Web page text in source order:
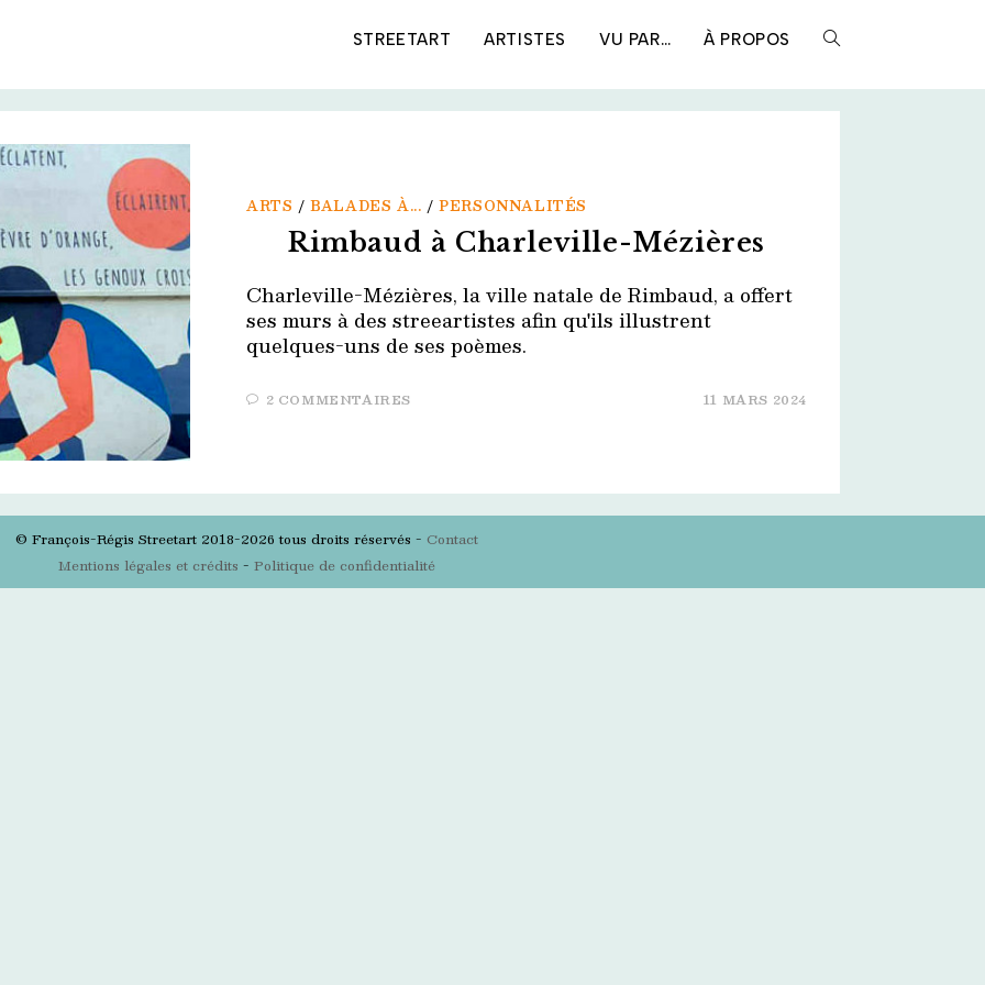
STREETART ARTISTES VU PAR… À PROPOS TOGGLE
ARTS /BALADES À... /PERSONNALITÉS
Rimbaud à Charleville-Mézières
Charleville-Mézières, la ville natale de Rimbaud, a offert
ses murs à des streeartistes afin qu'ils illustrent
quelques-uns de ses poèmes.
2 COMMENTAIRES 11 MARS 2024
© François-Régis Streetart 2018-2026 tous droits réservés - Contact
Mentions légales et crédits - Politique de confidentialité